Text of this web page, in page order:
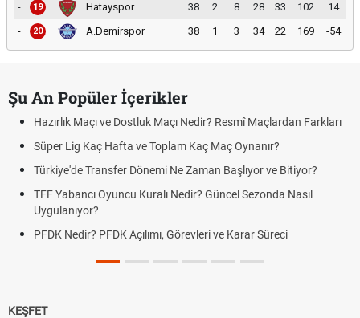
-
19 Hatayspor 38 2 8 28 33 102
14
-
20 A.Demirspor 38 1 3 34 22 169 -54
Şu An Popüler İçerikler
Hazırlık Maçı ve Dostluk Maçı Nedir? Resmî Maçlardan Farkları
Süper Lig Kaç Hafta ve Toplam Kaç Maç Oynanır?
Türkiye'de Transfer Dönemi Ne Zaman Başlıyor ve Bitiyor?
TFF Yabancı Oyuncu Kuralı Nedir? Güncel Sezonda Nasıl
Uygulanıyor?
PFDK Nedir? PFDK Açılımı, Görevleri ve Karar Süreci
KEŞFET